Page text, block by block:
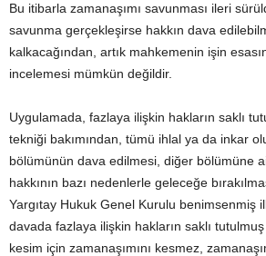
Bu itibarla zamanaşımı savunması ileri
savunma gerçekleşirse hakkın dava
kalkacağından, artık mahkemenin işin
incelemesi mümkün değildir.
Uygulamada, fazlaya ilişkin hakların saklı
tekniği bakımından, tümü ihlal ya da inkar
bölümünün dava edilmesi, diğer bölümüne
hakkının bazı nedenlerle geleceğe
Yargıtay Hukuk Genel Kurulu benimsenmiş
davada fazlaya ilişkin hakların saklı
kesim için zamanaşımını kesmez,